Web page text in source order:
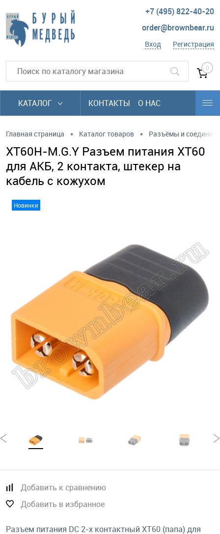
+7 (495) 822-40-20
order@brownbear.ru
Вход Регистрация
0
КАТАЛОГ КОНТАКТЫ О НАС
Главная страница • Каталог товаров • Разъёмы и
XT60H-M.G.Y Разъем питания XT60
для АКБ, 2 контакта, штекер на
кабель с кожухом
Новинки
Добавить к сравнению
Добавить в избранное
Разъем питания DC 2-х контактный XT60 (папа) для